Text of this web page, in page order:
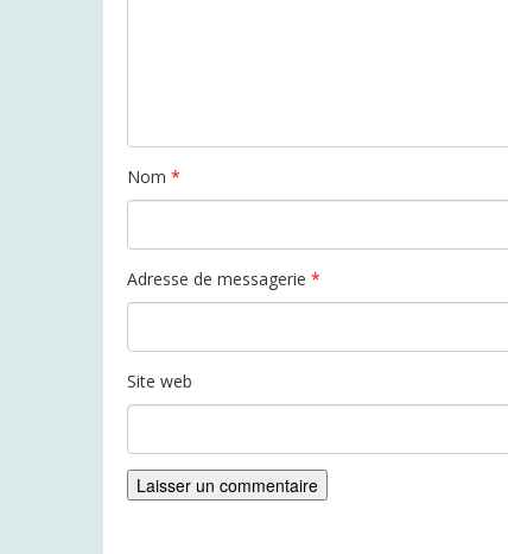
Nom *
Adresse de messagerie *
Site web